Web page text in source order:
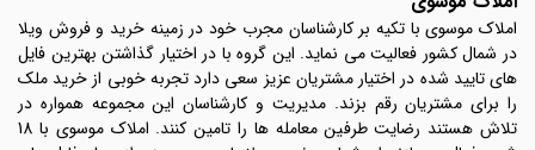
املاک موسوی با تکیه بر کارشناسان مجرب خود در زمینه خرید و فروش ویلا
در شمال کشور فعالیت می نماید. این گروه با در اختیار گذاشتن بهترین فایل
های تایید شده در اختیار مشتریان عزیز سعی دارد تجربه خوبی از خرید ملک
را برای مشتریان رقم بزند. مدیریت و کارشناسان این مجموعه همواره در
تلاش هستند رضایت طرفین معامله ها را تامین کنند. املاک موسوی با 18